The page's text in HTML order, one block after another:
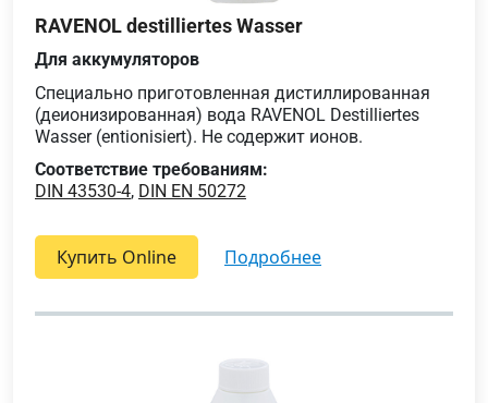
RAVENOL destilliertes Wasser
Для аккумуляторов
Специально приготовленная дистиллированная
(деионизированная) вода RAVENOL Destilliertes
Wasser (entionisiert). Не содержит ионов.
Соответствие требованиям:
DIN 43530-4, DIN EN 50272
Купить Online подробнее